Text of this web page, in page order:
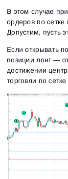
В этом случае
ордеров по сетке
Допустим, пусть
Если открывать
позиции лонг —
достижении
торговли по